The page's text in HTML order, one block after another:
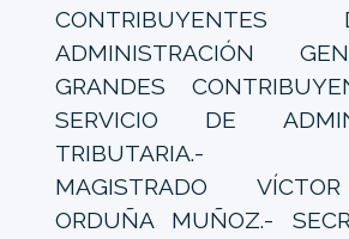
ADMINISTRACIÓN
GRANDES
SERVICIO DE
TRIBUTARIA.-
MAGISTRADO
ORDUÑA MUÑOZ.-